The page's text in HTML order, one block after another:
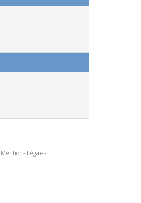
Mentions Légales